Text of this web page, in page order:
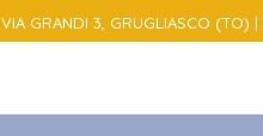
VIA GRANDI 3, GRUGLIASCO (TO) |